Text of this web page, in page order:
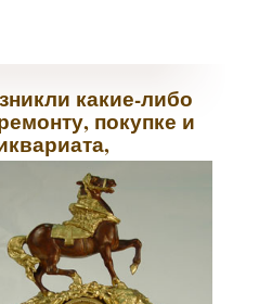
какие-либо
покупке и